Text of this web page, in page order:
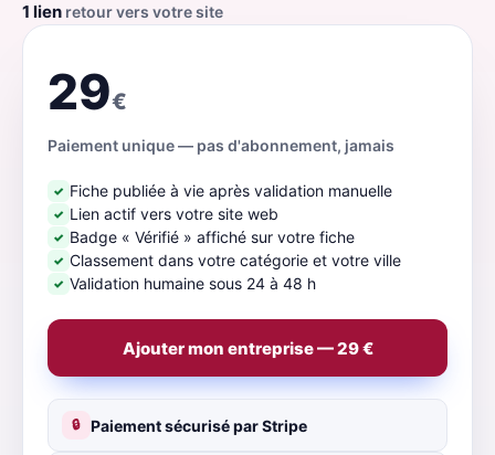
1 lien retour vers votre site
29€
Paiement unique — pas d'abonnement, jamais
✓ Fiche publiée à vie après validation manuelle
✓ Lien actif vers votre site web
✓ Badge « Vérifié » affiché sur votre fiche
✓ Classement dans votre catégorie et votre ville
✓ Validation humaine sous 24 à 48 h
Ajouter mon entreprise — 29 €
🔒 Paiement sécurisé par Stripe